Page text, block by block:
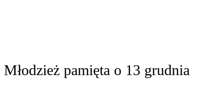
Młodzież pamięta o 13 grudnia